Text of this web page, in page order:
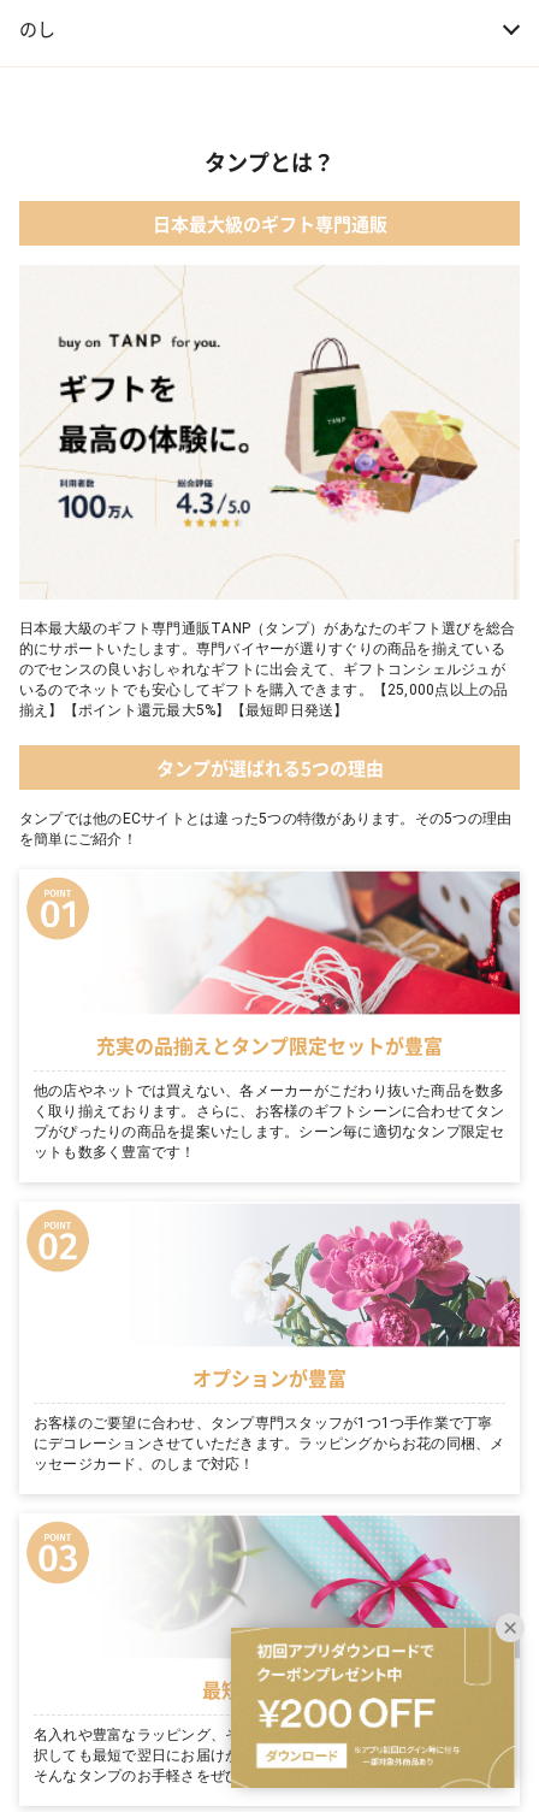
のし
タンプとは？
日本最大級のギフト専門通販
日本最大級のギフト専門通販TANP（タンプ）があなたのギフト選びを総合
的にサポートいたします。専門バイヤーが選りすぐりの商品を揃えている
のでセンスの良いおしゃれなギフトに出会えて、ギフトコンシェルジュが
いるのでネットでも安心してギフトを購入できます。【25,000点以上の品
揃え】【ポイント還元最大5%】【最短即日発送】
タンプが選ばれる5つの理由
タンプでは他のECサイトとは違った5つの特徴があります。その5つの理由
を簡単にご紹介！
充実の品揃えとタンプ限定セットが豊富
他の店やネットでは買えない、各メーカーがこだわり抜いた商品を数多
く取り揃えております。さらに、お客様のギフトシーンに合わせてタン
プがぴったりの商品を提案いたします。シーン毎に適切なタンプ限定セ
ットも数多く豊富です！
オプションが豊富
お客様のご要望に合わせ、タンプ専門スタッフが1つ1つ手作業で丁寧
にデコレーションさせていただきます。ラッピングからお花の同梱、メ
ッセージカード、のしまで対応！
最短翌日お届け
名入れや豊富なラッピング、そのまま渡せる完璧な装飾を たくさん選
択しても最短で翌日にお届けが可能です。「今日買って、明日届く」。
そんなタンプのお手軽さをぜひご体感ください。